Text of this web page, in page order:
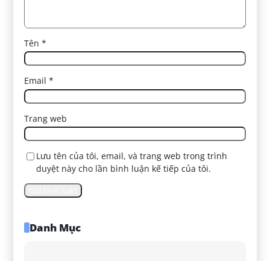
Tên*
Email*
Trang web
Lưu tên của tôi, email, và trang web trong trình
duyệt này cho lần bình luận kế tiếp của tôi.
Danh Mục